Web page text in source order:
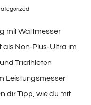
mit Wattmesser
als Non-Plus-Ultra im
Triathleten
Leistungsmesser
dir Tipp, wie du mit